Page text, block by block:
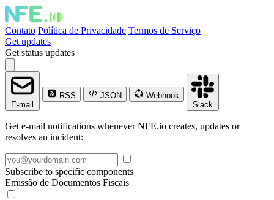
Contato Política de Privacidade Termos de Serviço
Get updates
Get status updates
E-mail
RSS JSON
Webhook
Slack
Get e-mail notifications whenever NFE.io creates, updates or
resolves an incident:
Subscribe to specific components
Emissão de Documentos Fiscais